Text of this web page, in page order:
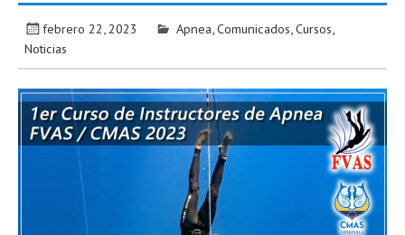
febrero 22, 2023 Apnea Comunicados Cursos
Noticias